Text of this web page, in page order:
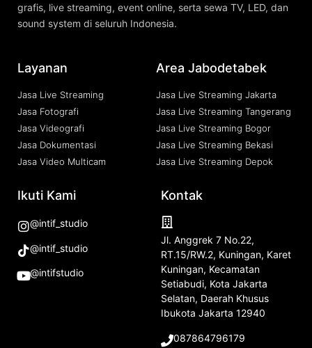
grafis, live streaming, event online, serta sewa TV, LED, dan
sound system di seluruh Indonesia.
Layanan
Jasa Live Streaming
Jasa Fotografi
Jasa Videografi
Jasa Dokumentasi
Jasa Video Multicam
Area Jabodetabek
Jasa Live Streaming Jakarta
Jasa Live Streaming Tangerang
Jasa Live Streaming Bogor
Jasa Live Streaming Bekasi
Jasa Live Streaming Depok
Ikuti Kami
@intif_studio
@intif_studio
@intifstudio
Kontak
Jl. Anggrek 7 No.22,
RT.15/RW.2, Kuningan, Karet
Kuningan, Kecamatan
Setiabudi, Kota Jakarta
Selatan, Daerah Khusus
Ibukota Jakarta 12940
087864796179